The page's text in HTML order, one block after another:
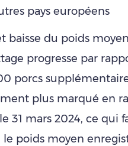
pays européens
baisse du poids
progresse par
porcs
plus marqué en
31 mars 2024, ce qui
le poids moyen